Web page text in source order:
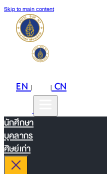
Skip to main content
EN| |CN
นักศึกษา
บุคลากร
ศิษย์เก่า